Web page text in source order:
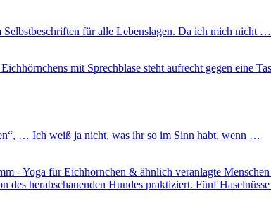
für alle Lebenslagen. Da ich mich nicht …
… Ich weiß ja nicht, was ihr so im Sinn habt, wenn …